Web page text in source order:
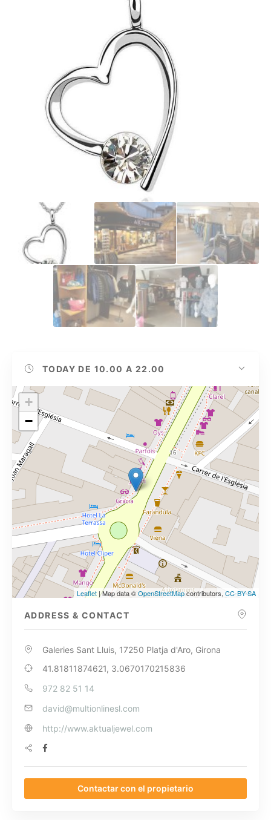
TODAY DE 10.00 A 22.00
+
−
Leaflet | Map data ©OpenStreetMapcontributors, CC-BY-SA
ADDRESS & CONTACT
Galeries Sant Lluis, 17250 Platja d'Aro, Girona
41.81811874621, 3.0670170215836
972 82 51 14
david@multionlinesl.com
http://www.aktualjewel.com
Contactar con el propietario